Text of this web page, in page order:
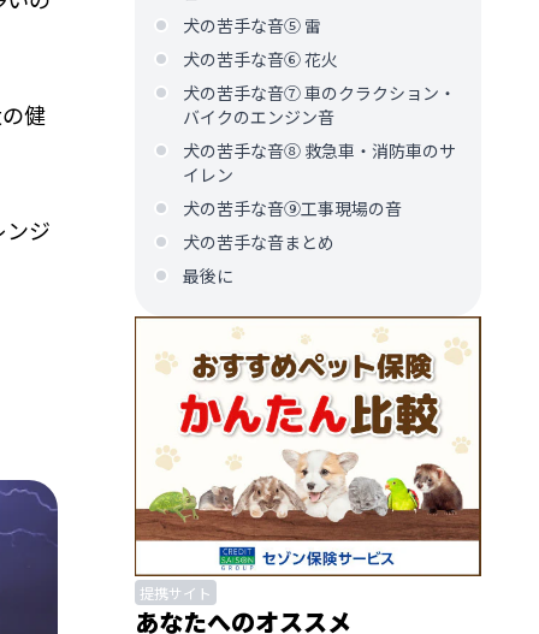
健
ンジ
犬の苦手な音⑤ 雷
犬の苦手な音⑥ 花火
犬の苦手な音⑦ 車のクラクション・
バイクのエンジン音
犬の苦手な音⑧ 救急車・消防車のサ
イレン
犬の苦手な音⑨工事現場の音
犬の苦手な音まとめ
最後に
提携サイト
あなたへのオススメ